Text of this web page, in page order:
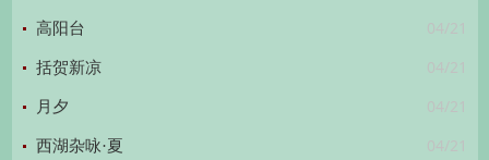
04/21
高阳台
04/21
括贺新凉
04/21
月夕
04/21
西湖杂咏·夏